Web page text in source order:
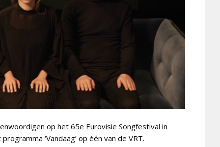
op het 65e Eurovisie Songfestival in
‘Vandaag’ op één van de VRT.